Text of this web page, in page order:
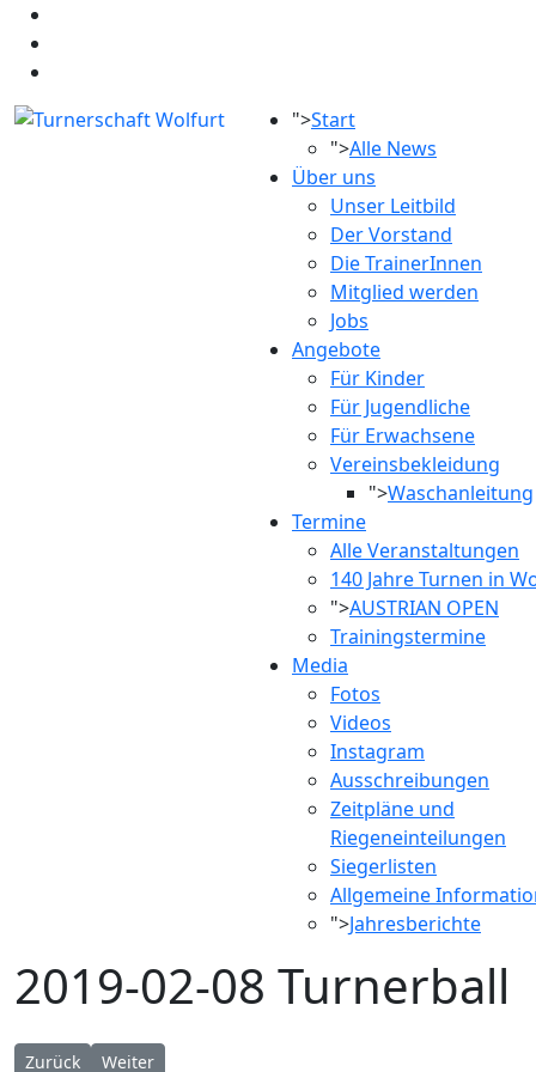
">Start
">Alle News
Über uns
Unser Leitbild
Der Vorstand
Die TrainerInnen
Mitglied werden
Jobs
Angebote
Für Kinder
Für Jugendliche
Für Erwachsene
Vereinsbekleidung
">Waschanleitung
Termine
Alle Veranstaltungen
140 Jahre Turnen in
">AUSTRIAN OPEN
Trainingstermine
Media
Fotos
Videos
Instagram
Ausschreibungen
Zeitpläne und
Riegeneinteilungen
Siegerlisten
Allgemeine
">Jahresberichte
2019-02-08 Turnerball
Vorheriger Beitrag: 2019-04-07 Mannschaftsmeisterschaft der
Zurück Nächster Beitrag: 2018-08-12 Nikolausturnen 2018
Weiter